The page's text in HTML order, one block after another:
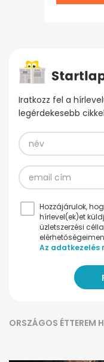
Iratkozz fel a
legérdekesebb
Hozzájárulok,
hírlevel(ek)et
üzletszerzési
Az adatkezelés
ORSZÁGOS ÉTTEREM